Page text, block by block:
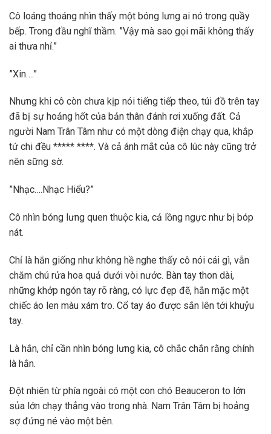
Cô loáng thoáng nhìn thấy một bóng lưng ai nó trong quầy
bếp. Trong đầu nghĩ thầm. ”Vậy mà sao gọi mãi không thấy
ai thưa nhỉ.”
”Xin….”
Nhưng khi cô còn chưa kịp nói tiếng tiếp theo, túi đồ trên tay
đã bị sự hoảng hốt của bản thân đánh rơi xuống đất. Cả
người Nam Trân Tâm như có một dòng điện chạy qua, khắp
tứ chi đều ***** ****. Và cả ánh mắt của cô lúc này cũng trở
nên sững sờ.
”Nhạc….Nhạc Hiểu?”
Cô nhìn bóng lưng quen thuộc kia, cả lồng ngực như bị bóp
nát.
Chỉ là hắn giống như không hề nghe thấy cô nói cái gì, vẫn
chăm chú rửa hoa quả dưới vòi nước. Bàn tay thon dài,
những khớp ngón tay rõ ràng, có lực đẹp đẽ, hắn mặc một
chiếc áo len màu xám tro. Cổ tay áo được sắn lên tới khuỷu
tay.
Là hắn, chỉ cần nhìn bóng lưng kia, cô chắc chắn rằng chính
là hắn.
Đột nhiên từ phía ngoài có một con chó Beauceron to lớn
sủa lớn chạy thẳng vào trong nhà. Nam Trân Tâm bị hoảng
sợ đứng né vào một bên.